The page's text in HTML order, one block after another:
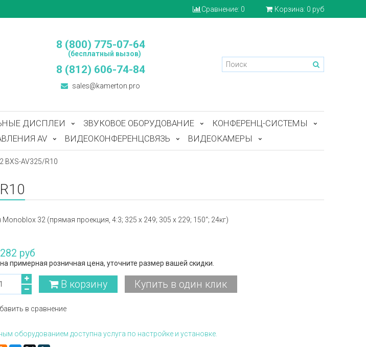
Сравнение: 0 Корзина: 0 руб
8 (800) 775-07-64
(бесплатный вызов)
8 (812) 606-74-84
sales@kamerton.pro
ДИСПЛЕИ ЗВУКОВОЕ ОБОРУДОВАНИЕ
КОНФЕРЕНЦ-СИСТЕМЫ
AV ВИДЕОКОНФЕРЕНЦСВЯЗЬ ВИДЕОКАМЕРЫ
BXS-AV325/R10
Monoblox 32 (прямая проекция, 4:3; 325 x 249; 305 x 229; 150“; 24кг)
руб
примерная розничная цена, уточните размер вашей скидки.
В корзину Купить в один клик
в сравнение
оборудованием доступна услуга по настройке и установке.